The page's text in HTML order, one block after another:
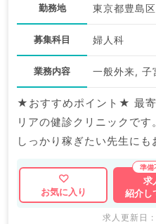
勤務地 東京都豊島区
募集科目 婦人科
業務内容
★おすすめポイント★ 最
リアの健診クリニックです。 年収1,000～1,600万
しっかり稼ぎたい先生にもおす
DOCTORでは病院やクリ
もちろんのこと、 掲載情報以外にも産業医等の企業系
求人も多数扱っています。 求人内容の詳細等はお気軽
にお問合せ下さい。
お気に入り
求
紹介し
求人更新日